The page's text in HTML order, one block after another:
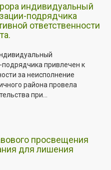
индивидуальный
подрядчика
ответственности
привлечен к
за неисполнение
района провела
при...
просвещения
для лишения